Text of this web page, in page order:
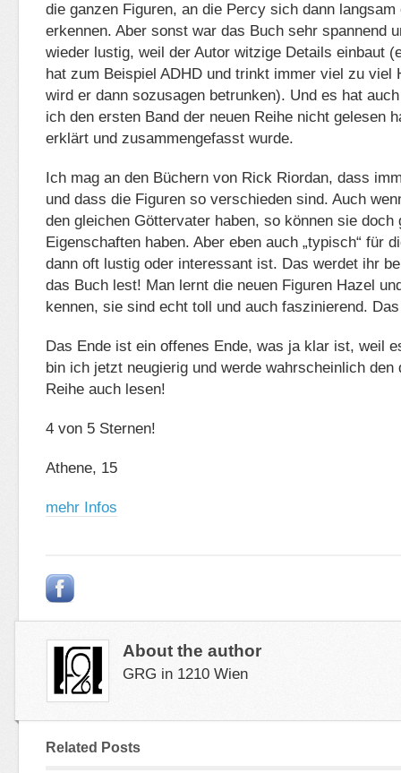
die ganzen Figuren, an die Percy sich dann
erkennen. Aber sonst war das Buch sehr spannend
wieder lustig, weil der Autor witzige Details einbaut
hat zum Beispiel ADHD und trinkt immer viel zu viel
wird er dann sozusagen betrunken). Und es hat
ich den ersten Band der neuen Reihe nicht gelesen
erklärt und zusammengefasst wurde.
Ich mag an den Büchern von Rick Riordan, dass
und dass die Figuren so verschieden sind. Auch
den gleichen Göttervater haben, so können sie doch
Eigenschaften haben. Aber eben auch „typisch“ für
dann oft lustig oder interessant ist. Das werdet ihr
das Buch lest! Man lernt die neuen Figuren Hazel
kennen, sie sind echt toll und auch faszinierend.
Das Ende ist ein offenes Ende, was ja klar ist, weil
bin ich jetzt neugierig und werde wahrscheinlich den
Reihe auch lesen!
4 von 5 Sternen!
Athene, 15
mehr Infos
About the author
GRG in 1210 Wien
Related Posts